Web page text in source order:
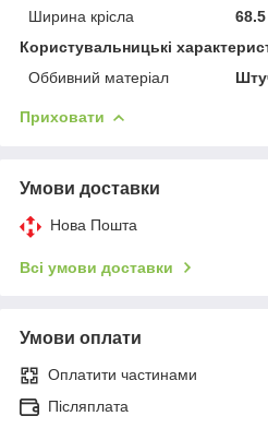
Ширина крісла
Користувальницькі
Оббивний матеріал
Приховати
Умови доставки
Нова Пошта
Всі умови доставки
Умови оплати
Оплатити частинами
Післяплата